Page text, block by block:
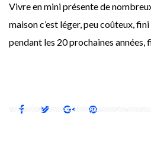
Vivre en mini présente de
maison c’est léger, peu coûteux,
pendant les 20 prochaines années,